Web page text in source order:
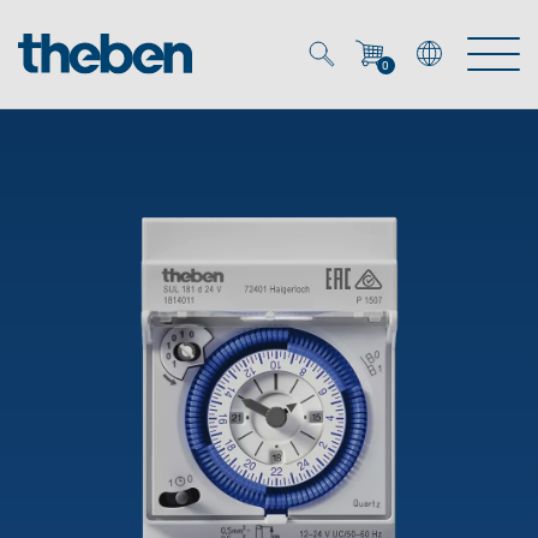
0
Energy Manager
Smart Home
Präsenzmelder & Bewegungsmelder
OEM-Lösungen
Ansprechpartner OEM
OEM-Referenzen
Zeit- und Lichtsteuerung
DALI-2 Lichtsteuerung
Downloads